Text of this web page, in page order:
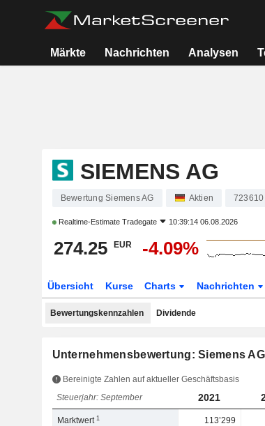
Märkte Nachrichten Analysen
SIEMENS AG
Bewertung Siemens AG Aktien 723610
Realtime-Estimate Tradegate 10:39:14 06.08.2026
274.25 EUR -4.09%
Übersicht Kurse Charts Nachrichten
Bewertungskennzahlen Dividende
Unternehmensbewertung: Siemens AG
Bereinigte Zahlen auf aktueller Geschäftsbasis
Steuerjahr: September
2021
Marktwert1 113’299